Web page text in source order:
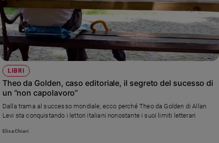
Chiesa
Fede
spiritualità
Santi
Devozione
e
fede
Parola
LIBRI
Theo da Golden, caso editoriale, il segreto del sucesso di
un “non capolavoro”
Dalla trama al successo mondiale, ecco perché Theo da Golden di Allan
Levi sta conquistando i lettori italiani nonostante i suoi limiti letterari
Elisa Chiari